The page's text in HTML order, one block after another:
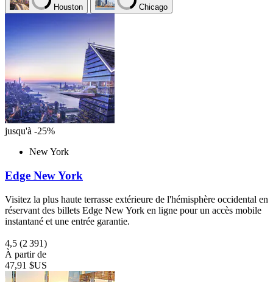
Houston Chicago
jusqu'à -25%
New York
Edge New York
Visitez la plus haute terrasse extérieure de l'hémisphère occidental en
réservant des billets Edge New York en ligne pour un accès mobile
instantané et une entrée garantie.
4,5 (2 391)
À partir de
47,91 $US